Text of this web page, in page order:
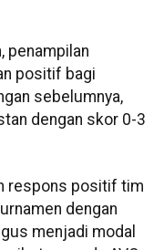
penampilan
positif bagi
sebelumnya,
dengan skor 0-3
respons positif tim
dengan
menjadi modal